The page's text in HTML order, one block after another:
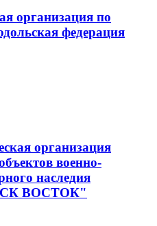
организация по
федерация
организация
военно-
наследия
ВОСТОК"